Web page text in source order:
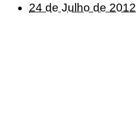
24 de Julho de 2012